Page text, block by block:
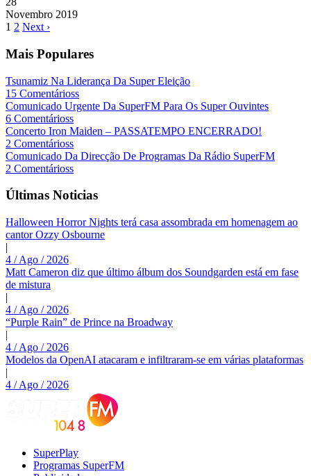
Novembro 2019
1 2 Next ›
Mais Populares
Tsunamiz Na Liderança Da Super Eleição
15 Comentárioss
Comunicado Urgente Da SuperFM Para Os Super Ouvintes
6 Comentárioss
Concerto Iron Maiden – PASSATEMPO ENCERRADO!
2 Comentárioss
Comunicado Da Direcção De Programas Da Rádio SuperFM
2 Comentárioss
Últimas Noticias
Halloween Horror Nights terá casa assombrada em homenagem ao
cantor Ozzy Osbourne
|
4 / Ago / 2026
Matt Cameron diz que último álbum dos Soundgarden está em fase
de mistura
|
4 / Ago / 2026
“Purple Rain” de Prince na Broadway
|
4 / Ago / 2026
Modelos da OpenAI atacaram e infiltraram-se em várias plataformas
|
4 / Ago / 2026
SuperPlay
Programas SuperFM